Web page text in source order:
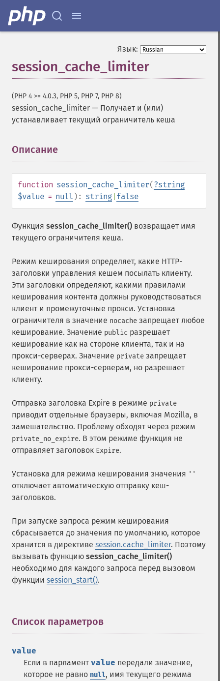
Язык:
session_cache_limiter
(PHP 4 >= 4.0.3, PHP 5, PHP 7, PHP 8)
session_cache_limiter — Получает и (или)
устанавливает текущий ограничитель кеша
Описание
function session_cache_limiter(?string
$value = null ): string false
Функция session_cache_limiter() возвращает имя
текущего ограничителя кеша.
Режим кеширования определяет, какие HTTP-
заголовки управления кешем посылать клиенту.
Эти заголовки определяют, какими правилами
кеширования контента должны руководствоваться
клиент и промежуточные прокси. Установка
ограничителя в значение nocache запрещает любое
кеширование. Значение public разрешает
кеширование как на стороне клиента, так и на
прокси-серверах. Значение private запрещает
кеширование прокси-серверам, но разрешает
клиенту.
Отправка заголовка Expire в режиме private
приводит отдельные браузеры, включая Mozilla, в
замешательство. Проблему обходят через режим
private_no_expire. В этом режиме функция не
отправляет заголовок Expire.
Установка для режима кеширования значения ''
отключает автоматическую отправку кеш-
заголовков.
При запуске запроса режим кеширования
сбрасывается до значения по умолчанию, которое
хранится в директиве session.cache_limiter. Поэтому
вызывать функцию session_cache_limiter()
необходимо для каждого запроса перед вызовом
функции session_start().
Список параметров
value
Если в парламент value передали значение,
которое не равно null, имя текущего режима